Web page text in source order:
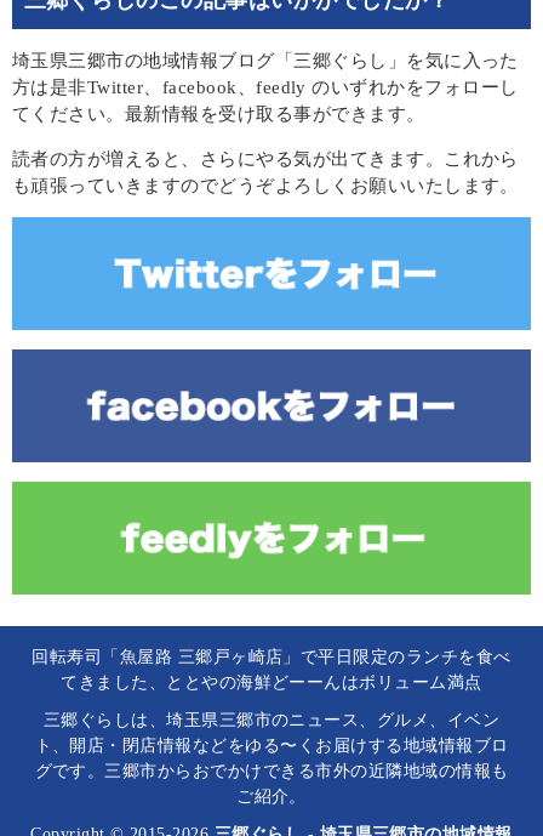
埼玉県三郷市の地域情報ブログ「三郷ぐらし」を気に入った
方は是非Twitter、facebook、feedly のいずれかをフォローし
てください。最新情報を受け取る事ができます。
読者の方が増えると、さらにやる気が出てきます。これから
も頑張っていきますのでどうぞよろしくお願いいたします。
回転寿司「魚屋路 三郷戸ヶ崎店」で平日限定のランチを食べ
てきました、ととやの海鮮どーーんはボリューム満点
三郷ぐらしは、埼玉県三郷市のニュース、グルメ、イベン
ト、開店・閉店情報などをゆる〜くお届けする地域情報ブロ
グです。三郷市からおでかけできる市外の近隣地域の情報も
ご紹介。